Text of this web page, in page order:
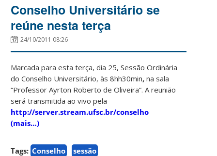
Conselho Universitário se
reúne nesta terça
24/10/2011 08:26
Marcada para esta terça, dia 25, Sessão Ordinária
do Conselho Universitário, às 8hh30min,na sala
“Professor Ayrton Roberto de Oliveira”. A reunião
será transmitida ao vivo pela
http://server.stream.ufsc.br/conselho
(mais…)
Tags: Conselho sessão